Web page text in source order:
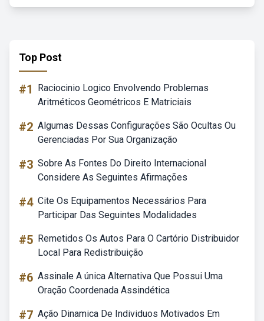
Top Post
#1
Raciocinio Logico Envolvendo Problemas
Aritméticos Geométricos E Matriciais
#2 Algumas Dessas Configurações São Ocultas Ou
Gerenciadas Por Sua Organização
#3 Sobre As Fontes Do Direito Internacional
Considere As Seguintes Afirmações
#4 Cite Os Equipamentos Necessários Para
Participar Das Seguintes Modalidades
#5 Remetidos Os Autos Para O Cartório Distribuidor
Local Para Redistribuição
#6 Assinale A única Alternativa Que Possui Uma
Oração Coordenada Assindética
#7 Ação Dinamica De Individuos Motivados Em